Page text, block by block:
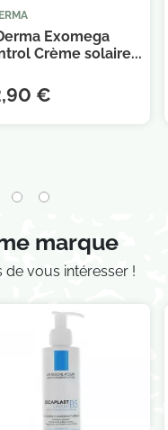
Exomega
Crème solaire...
€
marque
vous intéresser !